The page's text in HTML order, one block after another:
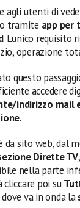
agli utenti di
o tramite app per
. L’unico requisito
operazione
questo
accedere
indirizzo mail
.
da sito web, dal
Dirette TV
nella parte
cliccare poi su
dove va in onda la